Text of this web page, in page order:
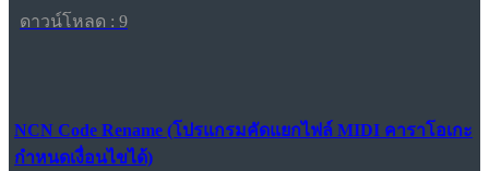
ดาวน์โหลด : 9
NCN Code Rename (โปรแกรมคัดแยกไฟล์ MIDI คาราโอเกะ
กำหนดเงื่อนไขได้)